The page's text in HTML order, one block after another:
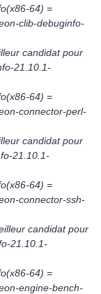
64) =
clib-debuginfo-
candidat pour
21.10.1-
64) =
connector-perl-
candidat pour
21.10.1-
64) =
connector-ssh-
candidat pour
21.10.1-
64) =
engine-bench-